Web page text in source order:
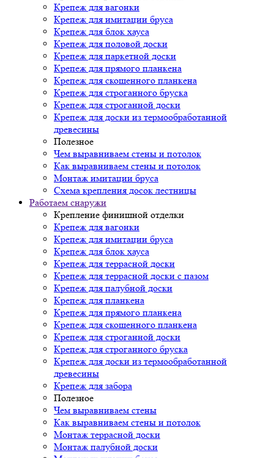
Крепеж для вагонки
Крепеж для имитации бруса
Крепеж для блок хауса
Крепеж для половой доски
Крепеж для паркетной доски
Крепеж для прямого планкена
Крепеж для скошенного планкена
Крепеж для строганного бруска
Крепеж для строганной доски
Крепеж для доски из термообработанной
древесины
Полезное
Чем выравниваем стены и потолок
Как выравниваем стены и потолок
Монтаж имитации бруса
Схема крепления досок лестницы
Работаем снаружи
Крепление финишной отделки
Крепеж для вагонки
Крепеж для имитации бруса
Крепеж для блок хауса
Крепеж для террасной доски
Крепеж для террасной доски с пазом
Крепеж для палубной доски
Крепеж для планкена
Крепеж для прямого планкена
Крепеж для скошенного планкена
Крепеж для строганной доски
Крепеж для строганного бруска
Крепеж для доски из термообработанной
древесины
Крепеж для забора
Полезное
Чем выравниваем стены
Как выравниваем стены и потолок
Монтаж террасной доски
Монтаж палубной доски